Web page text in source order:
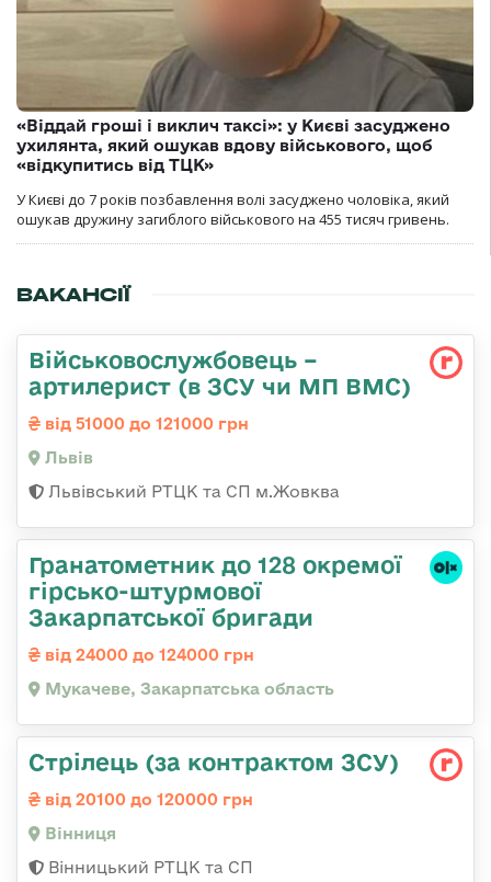
«Віддай гроші і виклич таксі»: у Києві засуджено
ухилянта, який ошукав вдову військового, щоб
«відкупитись від ТЦК»
У Києві до 7 років позбавлення волі засуджено чоловіка, який
ошукав дружину загиблого військового на 455 тисяч гривень.
ВАКАНСІЇ
Військовослужбовець –
артилерист (в ЗСУ чи МП ВМС)
від 51000 до 121000 грн
Львів
Львівський РТЦК та СП м.Жовква
Гранатометник до 128 окремої
гірсько-штурмової
Закарпатської бригади
від 24000 до 124000 грн
Мукачеве, Закарпатська область
Стрілець (за контрактом ЗСУ)
від 20100 до 120000 грн
Вінниця
Вінницький РТЦК та СП